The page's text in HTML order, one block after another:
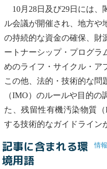
10月28日及び29日には、
ル会議が開催され、地方や
の持続的な資金の確保、財
ートナーシップ・プログラ
めのライフ・サイクル・ア
この他、法的・技術的な問
（IMO）のルールや目的
た、 残留性有機汚染物質
する技術的なガイドライン
情
記事に含まれる環
境用語